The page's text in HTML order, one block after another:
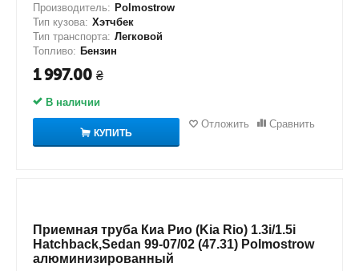
Производитель: Polmostrow
Тип кузова: Хэтчбек
Тип транспорта: Легковой
Топливо: Бензин
1 997.00 ₴
В наличии
КУПИТЬ
Отложить Сравнить
Приемная труба Киа Рио (Kia Rio) 1.3i/1.5i
Hatchback,Sedan 99-07/02 (47.31) Polmostrow
алюминизированный